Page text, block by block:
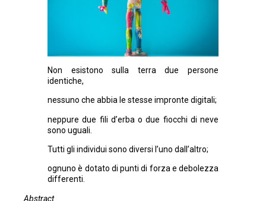
Non esistono sulla terra due persone
identiche,
nessuno che abbia le stesse impronte digitali;
neppure due fili d’erba o due fiocchi di neve
sono uguali.
Tutti gli individui sono diversi l’uno dall’altro;
ognuno è dotato di punti di forza e debolezza
differenti.
Abstract